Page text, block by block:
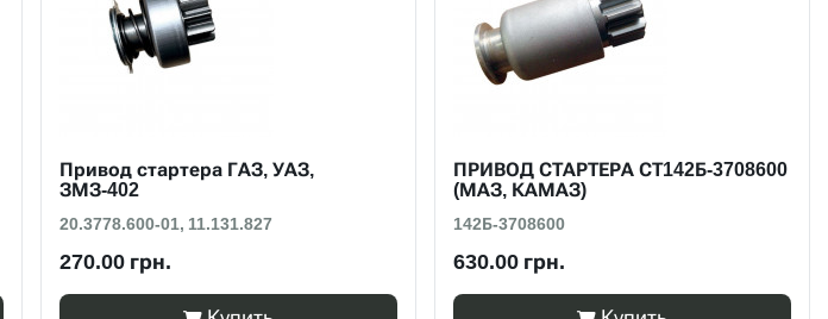
Привод стартера ГАЗ, УАЗ,
ЗМЗ-402
20.3778.600-01, 11.131.827
270.00 грн.
ПРИВОД СТАРТЕРА СТ142Б-3708600
(МАЗ, КАМАЗ)
142Б-3708600
630.00 грн.